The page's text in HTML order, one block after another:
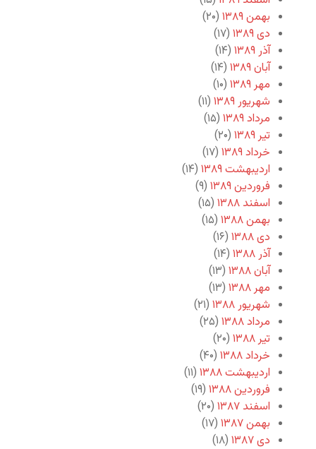
بهمن ۱۳۸۹
(۲۰)
دی ۱۳۸۹
(۱۷)
آذر ۱۳۸۹
(۱۴)
آبان ۱۳۸۹
(۱۴)
مهر ۱۳۸۹
(۱۰)
شهریور ۱۳۸۹
(۱۱)
مرداد ۱۳۸۹
(۱۵)
تیر ۱۳۸۹
(۲۰)
خرداد ۱۳۸۹
(۱۷)
اردیبهشت ۱۳۸۹
(۱۴)
فروردین ۱۳۸۹
(۹)
اسفند ۱۳۸۸
(۱۵)
بهمن ۱۳۸۸
(۱۵)
دی ۱۳۸۸
(۱۶)
آذر ۱۳۸۸
(۱۴)
آبان ۱۳۸۸
(۱۳)
مهر ۱۳۸۸
(۱۳)
شهریور ۱۳۸۸
(۲۱)
مرداد ۱۳۸۸
(۲۵)
تیر ۱۳۸۸
(۲۰)
خرداد ۱۳۸۸
(۴۰)
اردیبهشت ۱۳۸۸
(۱۱)
فروردین ۱۳۸۸
(۱۹)
اسفند ۱۳۸۷
(۲۰)
بهمن ۱۳۸۷
(۱۷)
دی ۱۳۸۷
(۱۸)